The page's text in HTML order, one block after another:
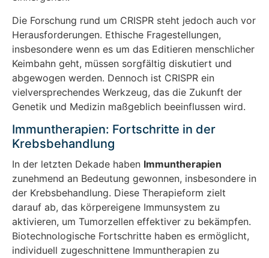
Die Forschung rund um CRISPR steht jedoch auch vor
Herausforderungen. Ethische Fragestellungen,
insbesondere wenn es um das Editieren menschlicher
Keimbahn geht, müssen sorgfältig diskutiert und
abgewogen werden. Dennoch ist CRISPR ein
vielversprechendes Werkzeug, das die Zukunft der
Genetik und Medizin maßgeblich beeinflussen wird.
Immuntherapien: Fortschritte in der
Krebsbehandlung
In der letzten Dekade haben Immuntherapien
zunehmend an Bedeutung gewonnen, insbesondere in
der Krebsbehandlung. Diese Therapieform zielt
darauf ab, das körpereigene Immunsystem zu
aktivieren, um Tumorzellen effektiver zu bekämpfen.
Biotechnologische Fortschritte haben es ermöglicht,
individuell zugeschnittene Immuntherapien zu